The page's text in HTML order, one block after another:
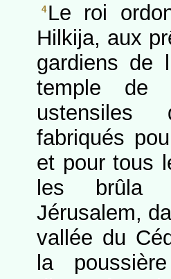
4 Le roi
Hilkija, aux
gardiens de
temple de
fabriqués
et pour tous
les brûla
Jérusalem,
vallée du
la